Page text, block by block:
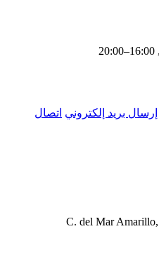
إرسال بريد إلكتروني اتصال
C. del Mar